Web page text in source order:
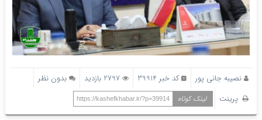
نصیبه جانی پور کد خبر 39914 2797 بازدید
بدون نظر
پرینت
لینک کوتاه https://kashefkhabar.ir/?p=39914